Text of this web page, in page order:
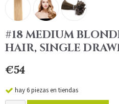
#18 MEDIUM
HAIR, SINGLE
€54
hay 6 piezas en tiendas